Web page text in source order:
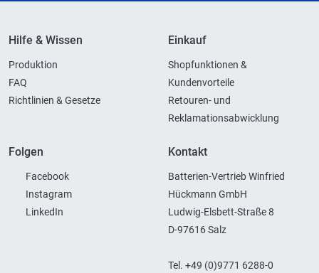
Hilfe & Wissen
Produktion
FAQ
Richtlinien & Gesetze
Einkauf
Shopfunktionen &
Kundenvorteile
Retouren- und
Reklamationsabwicklung
Folgen
Facebook
Instagram
LinkedIn
Kontakt
Batterien-Vertrieb Winfried
Hückmann GmbH
Ludwig-Elsbett-Straße 8
D-97616 Salz
Tel. +49 (0)9771 6288-0